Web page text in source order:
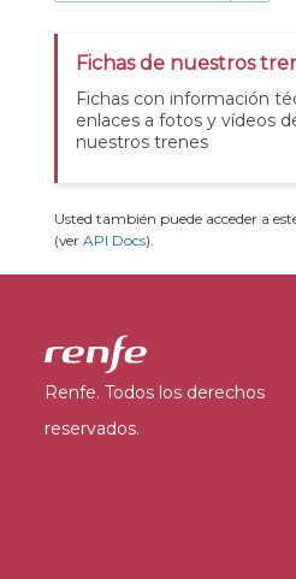
Fichas de nuestros
Fichas con información
enlaces a fotos y vídeos
nuestros trenes
Usted también puede acceder a
(ver API Docs).
Renfe. Todos los derechos
reservados.